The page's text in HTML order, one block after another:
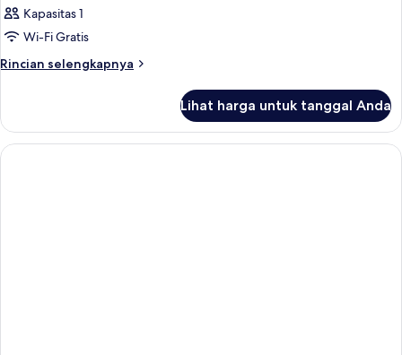
Kapasitas 1
Wi-Fi Gratis
Rincian selengkapnya
Rincian
Kamar
Lihat harga untuk tanggal Anda